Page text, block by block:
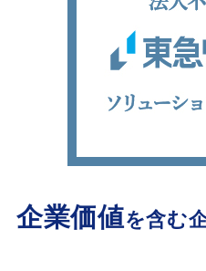
企業価値を含む